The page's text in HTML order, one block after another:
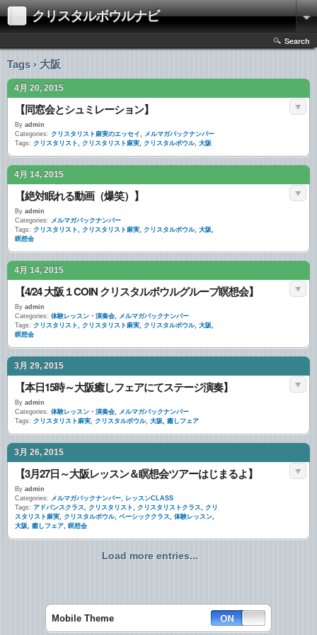
クリスタルボウルナビ
Search
Tags › 大阪
4月 20, 2015
【同窓会とシュミレーション】
By admin
Categories: クリスタリスト麻実のエッセイ, メルマガバックナンバー
Tags: クリスタリスト, クリスタリスト麻実, クリスタルボウル, 大阪
4月 14, 2015
【絶対眠れる動画（爆笑）】
By admin
Categories: メルマガバックナンバー
Tags: クリスタリスト, クリスタリスト麻実, クリスタルボウル, 大阪,
瞑想会
4月 14, 2015
【4/24 大阪１COIN クリスタルボウルグループ瞑想会】
By admin
Categories: 体験レッスン・演奏会, メルマガバックナンバー
Tags: クリスタリスト, クリスタリスト麻実, クリスタルボウル, 大阪,
瞑想会
3月 29, 2015
【本日15時～大阪癒しフェアにてステージ演奏】
By admin
Categories: 体験レッスン・演奏会, メルマガバックナンバー
Tags: クリスタリスト麻実, クリスタルボウル, 大阪, 癒しフェア
3月 26, 2015
【3月27日～大阪レッスン＆瞑想会ツアーはじまるよ】
By admin
Categories: メルマガバックナンバー, レッスンCLASS
Tags: アドバンスクラス, クリスタリスト, クリスタリストクラス, クリ
スタリスト麻実, クリスタルボウル, ベーシッククラス, 体験レッスン,
大阪, 癒しフェア, 瞑想会
Load more entries...
Mobile Theme